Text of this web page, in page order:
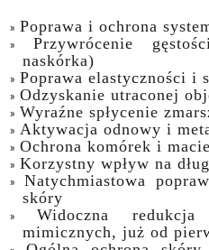
Poprawa i ochrona
Przywrócenie
naskórka)
Poprawa elastyczności i
Odzyskanie utraconej
Wyraźne spłycenie
Aktywacja odnowy i
Ochrona komórek i
Korzystny wpływ na
Natychmiastowa
skóry
Widoczna
mimicznych, już od